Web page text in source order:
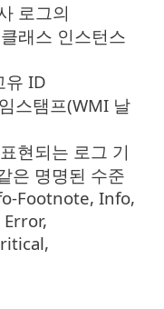
로그의
래스 인스턴스
유 ID
스탬프(WMI 날
현되는 로그 기
은 명명된 수준
Footnote, Info,